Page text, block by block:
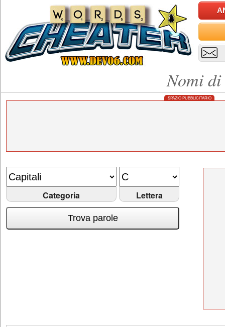
Nomi
SPAZIO PUBBLICITARIO
Categoria Lettera
Trova parole